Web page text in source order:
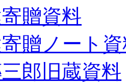
贈資料
贈ノート
郎旧蔵資料